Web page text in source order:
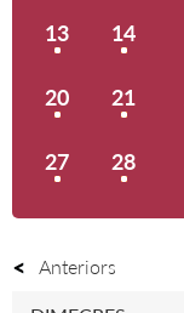
13 14
20 21
27 28
Anteriors